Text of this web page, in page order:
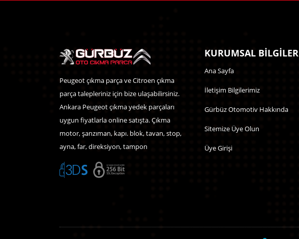
Peugeot çıkma parça ve Citroen çıkma
parça talepleriniz için bize ulaşabilirsiniz.
Ankara Peugeot çıkma yedek parçaları
uygun fiyatlarla online satışta. Çıkma
motor, şanzıman, kapı. blok, tavan, stop,
ayna, far, direksiyon, tampon
KURUMSAL BİLGİLER
Ana Sayfa
İletişim Bilgilerimiz
Gürbüz Otomotiv Hakkında
Sitemize Üye Olun
Üye Girişi